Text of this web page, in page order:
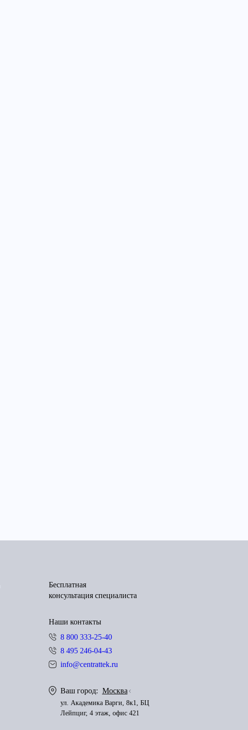
Бесплатная
консультация специалиста
Наши контакты
8 800 333-25-40
8 495 246-04-43
info@centrattek.ru
Ваш город: Москва
ул. Академика Варги, 8к1, БЦ
Лейпциг, 4 этаж, офис 421